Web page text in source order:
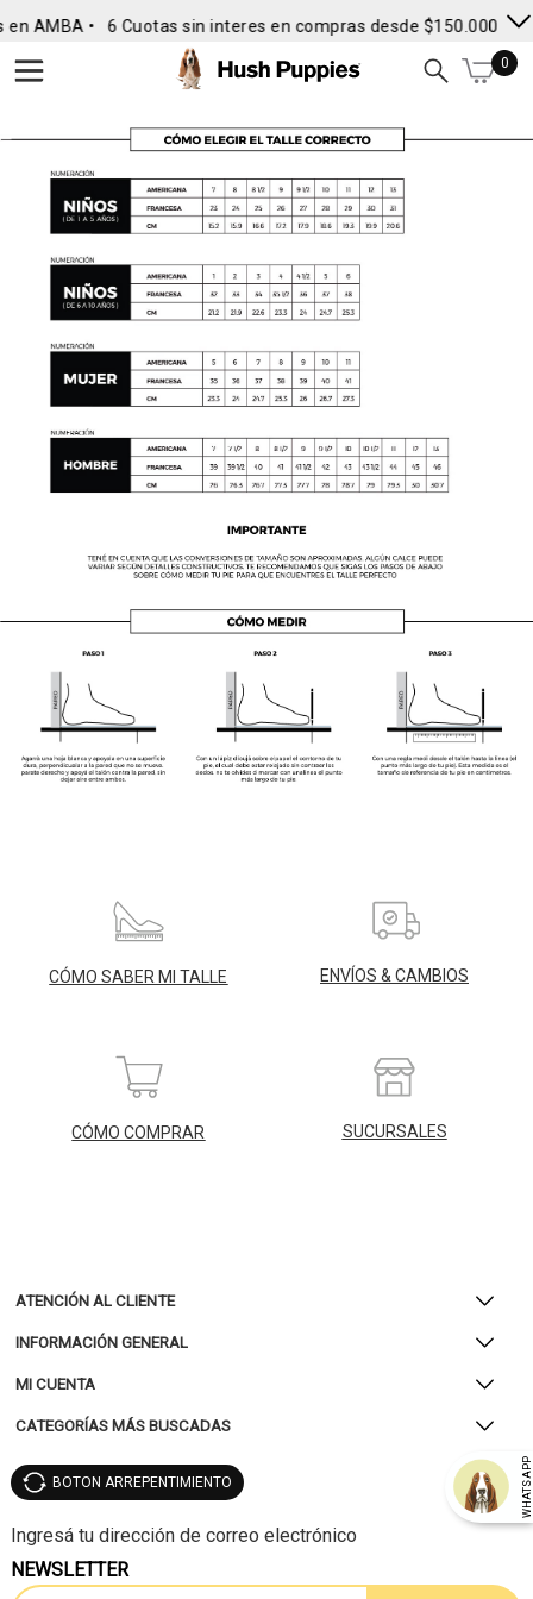
AMBA • 6 Cuotas sin interes en compras desde $150.000 •
0
CÓMO SABER MI TALLE ENVÍOS & CAMBIOS
CÓMO COMPRAR SUCURSALES
ATENCIÓN AL CLIENTE
INFORMACIÓN GENERAL
MI CUENTA
CATEGORÍAS MÁS BUSCADAS
WHATSAPP
BOTON ARREPENTIMIENTO
NEWSLETTER